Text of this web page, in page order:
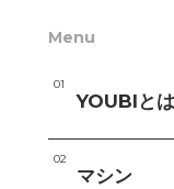
Menu
YOUBIとは
マシン